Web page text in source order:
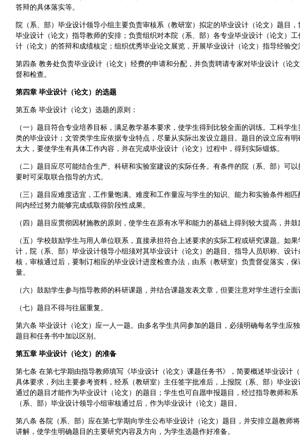
答辩的具体落实等。
院（系、部）毕业设计领导小组主要负责审核系（教研室）拟定的毕业设计（论文）题目
毕业设计（论文）指导教师的安排；负责组织对本院（系、部）各专业毕业设计（论文）
计（论文）的答辩和成绩核定；组织优秀毕业论文展览，开展毕业设计（论文）指导经验交
第四条 教务处负责毕业设计（论文）经费的申请和分配，并负责聘请专家对毕业设计（论
督和检查。
第四章 毕业设计（论文）的选题
第五条 毕业设计（论文）选题的原则：
（一）题目符合专业培养目标，满足教学基本要求，使学生得到比较全面的训练。工科学
类的毕业设计；文管类学生应依据专业特点，尽量从实际出发设立题目。题目的设立应有
太大，要使学生有具体工作内容，并在完成毕业设计（论文）过程中，得到实际锻炼。
（二）题目应尽可能结合生产、科研和实验室建设的实际任务。有条件的院（系、部）可
要时可采取联合指导的方式。
（三）题目应难度适宜，工作量饱满。难度和工作量应与学生的知识、能力和实验条件相
间内经过努力能够完成或取得阶段性成果。
（四）题目应贯彻因材施教的原则，使学生在原有水平和能力的基础上得到较大提高，并鼓
（五）学校鼓励学生与用人单位联系，直接承担符合上述要求的实际工程或研究课题。如
计，院（系、部）毕业设计领导小组须对其毕业设计（论文）的题目、指导人员职称、设
核，审核通过后，要制订相应的毕业设计进度检查办法，由系（教研室）负责督促落实，
量。
（六）鼓励学生参与指导教师的科研课题，并结合课题发表文章，但要注意对学生进行全面
（七）题目不得与往届重复。
第六条 毕业设计（论文）应一人一题。由多名学生共同参加的题目，必须明确每名学生应
题目和任务书中加以区别。
第五章 毕业设计（论文）的准备
第七条 在第七学期由指导教师填写《毕业设计（论文）课题任务书》，简要概述毕业设计
具体要求，列出主要参考资料，经系（教研室）主任签字批准后，上报院（系、部）毕业
通过的题目才能作为毕业设计（论文）的题目；学生也可自愿申报题目，经过指导教师和
（系、部）毕业设计领导小组审核通过后，作为毕业设计（论文）题目。
第八条 各院（系、部）应在第七学期向学生公布毕业设计（论文）题目，并安排立题教师
讲解，使学生明确题目的主要研究内容及方向，为学生选题作好准备。